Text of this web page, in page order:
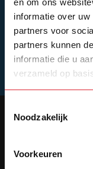
informatie over
partners voor
partners kunnen
informatie die u
verzameld op
Noodzakelijk
Voorkeuren
Stay up to
OUR